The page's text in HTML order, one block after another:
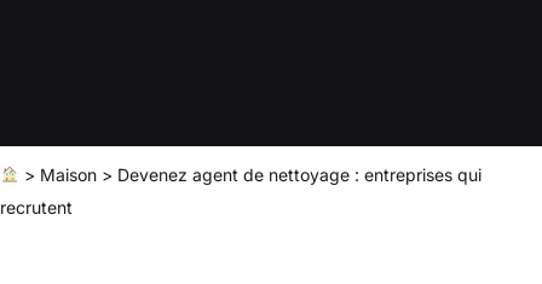
> Maison> Devenez agent de nettoyage : entreprises qui
recrutent